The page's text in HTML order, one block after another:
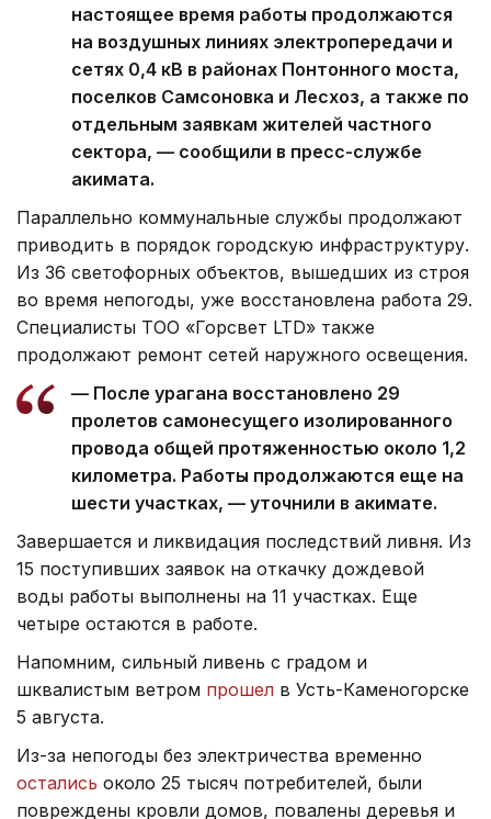
настоящее время работы продолжаются
на воздушных линиях электропередачи и
сетях 0,4 кВ в районах Понтонного моста,
поселков Самсоновка и Лесхоз, а также по
отдельным заявкам жителей частного
сектора, — сообщили в пресс-службе
акимата.
Параллельно коммунальные службы продолжают
приводить в порядок городскую инфраструктуру.
Из 36 светофорных объектов, вышедших из строя
во время непогоды, уже восстановлена работа 29.
Специалисты ТОО «Горсвет LTD» также
продолжают ремонт сетей наружного освещения.
— После урагана восстановлено 29
пролетов самонесущего изолированного
провода общей протяженностью около 1,2
километра. Работы продолжаются еще на
шести участках, — уточнили в акимате.
Завершается и ликвидация последствий ливня. Из
15 поступивших заявок на откачку дождевой
воды работы выполнены на 11 участках. Еще
четыре остаются в работе.
Напомним, сильный ливень с градом и
шквалистым ветром прошел в Усть-Каменогорске
5 августа.
Из-за непогоды без электричества временно
остались около 25 тысяч потребителей, были
повреждены кровли домов, повалены деревья и